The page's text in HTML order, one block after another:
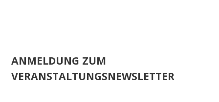
ANMELDUNG ZUM
VERANSTALTUNGSNEWSLETTER